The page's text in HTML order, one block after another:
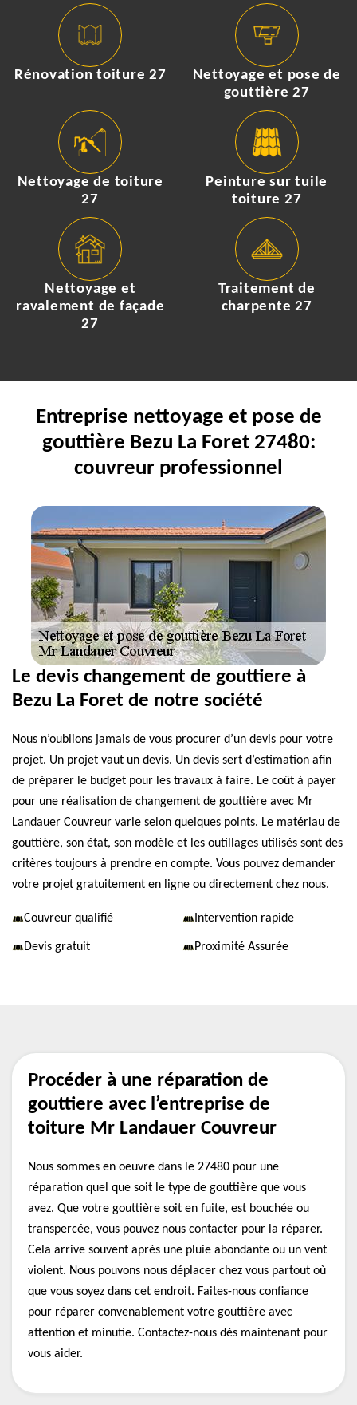
Rénovation toiture 27
Nettoyage et pose de
gouttière 27
Nettoyage de toiture
27
Peinture sur tuile
toiture 27
Nettoyage et
ravalement de façade
27
Traitement de
charpente 27
Entreprise nettoyage et pose de
gouttière Bezu La Foret 27480:
couvreur professionnel
Le devis changement de gouttiere à
Bezu La Foret de notre société
Nous n’oublions jamais de vous procurer d’un devis pour votre
projet. Un projet vaut un devis. Un devis sert d’estimation afin
de préparer le budget pour les travaux à faire. Le coût à payer
pour une réalisation de changement de gouttière avec Mr
Landauer Couvreur varie selon quelques points. Le matériau de
gouttière, son état, son modèle et les outillages utilisés sont des
critères toujours à prendre en compte. Vous pouvez demander
votre projet gratuitement en ligne ou directement chez nous.
Couvreur qualifié Intervention rapide
Devis gratuit Proximité Assurée
Procéder à une réparation de
gouttiere avec l’entreprise de
toiture Mr Landauer Couvreur
Nous sommes en oeuvre dans le 27480 pour une
réparation quel que soit le type de gouttière que vous
avez. Que votre gouttière soit en fuite, est bouchée ou
transpercée, vous pouvez nous contacter pour la réparer.
Cela arrive souvent après une pluie abondante ou un vent
violent. Nous pouvons nous déplacer chez vous partout où
que vous soyez dans cet endroit. Faites-nous confiance
pour réparer convenablement votre gouttière avec
attention et minutie. Contactez-nous dès maintenant pour
vous aider.